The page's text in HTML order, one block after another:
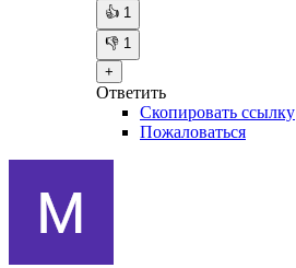
👍 1
👎 1
+
Ответить
Скопировать ссылку
Пожаловаться